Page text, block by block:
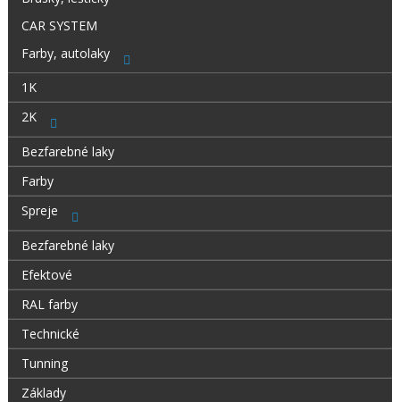
CAR SYSTEM
Farby, autolaky
1K
2K
Bezfarebné laky
Farby
Spreje
Bezfarebné laky
Efektové
RAL farby
Technické
Tunning
Základy